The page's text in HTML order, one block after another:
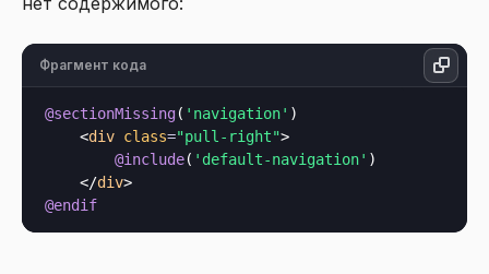
Фрагмент кода
@sectionMissing( 'navigation' )
<div class="pull-right">
@include( 'default-navigation' )
</div>
@endif